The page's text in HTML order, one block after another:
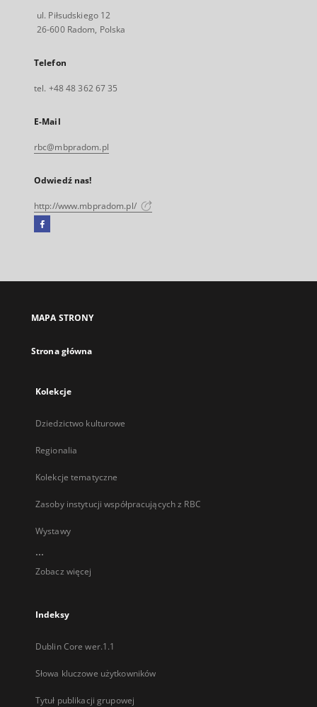
ul. Piłsudskiego 12
26-600 Radom, Polska
Telefon
tel. +48 48 362 67 35
E-Mail
rbc@mbpradom.pl
Odwiedź nas!
http://www.mbpradom.pl/
Facebook
się
karcie
MAPA STRONY
Strona główna
Kolekcje
Dziedzictwo kulturowe
Regionalia
Kolekcje tematyczne
Zasoby instytucji współpracujących z RBC
Wystawy
...
Zobacz więcej
Indeksy
Dublin Core wer.1.1
Słowa kluczowe użytkowników
Tytuł publikacji grupowej